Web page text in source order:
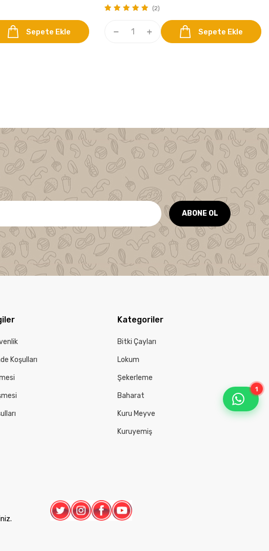
1
Sepete Ekle
(2)
Sepete Ekle
ABONE OL
Koşulları
Kategoriler
Bitki Çayları
Lokum
Şekerleme
Baharat
Kuru Meyve
Kuruyemiş